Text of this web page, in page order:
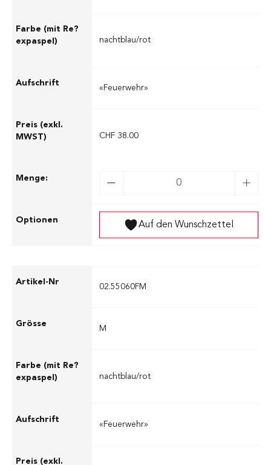
nachtblau/rot
«Feuerwehr»
CHF 38.00
Auf den Wunschzettel
02.55060FM
M
nachtblau/rot
«Feuerwehr»